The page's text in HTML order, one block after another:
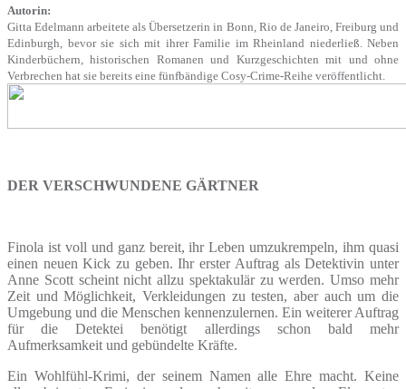
Autorin:
Gitta Edelmann arbeitete als Übersetzerin in Bonn, Rio de Janeiro, Freiburg und
Edinburgh, bevor sie sich mit ihrer Familie im Rheinland niederließ. Neben
Kinderbüchern, historischen Romanen und Kurzgeschichten mit und ohne
Verbrechen hat sie bereits eine fünfbändige Cosy-Crime-Reihe veröffentlicht.
DER VERSCHWUNDENE GÄRTNER
Finola ist voll und ganz bereit, ihr Leben umzukrempeln, ihm quasi
einen neuen Kick zu geben. Ihr erster Auftrag als Detektivin unter
Anne Scott scheint nicht allzu spektakulär zu werden. Umso mehr
Zeit und Möglichkeit, Verkleidungen zu testen, aber auch um die
Umgebung und die Menschen kennenzulernen. Ein weiterer Auftrag
für die Detektei benötigt allerdings schon bald mehr
Aufmerksamkeit und gebündelte Kräfte.
Ein Wohlfühl-Krimi, der seinem Namen alle Ehre macht. Keine